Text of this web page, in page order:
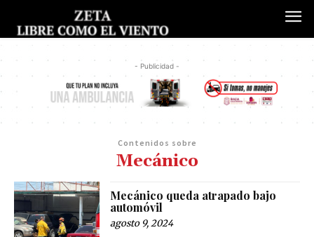
- Publicidad -
Contenidos sobre
Mecánico
Mecánico queda atrapado bajo
automóvil
agosto 9, 2024